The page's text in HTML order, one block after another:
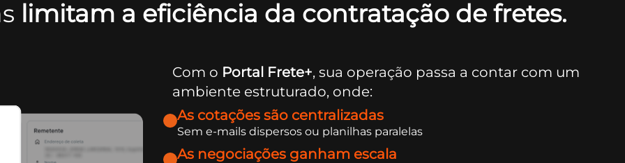
limitam a eficiência da contratação de fretes.
Com o Portal Frete+, sua operação passa a contar com um
ambiente estruturado, onde:
As cotações são centralizadas
Sem e-mails dispersos ou planilhas paralelas
As negociações ganham escala